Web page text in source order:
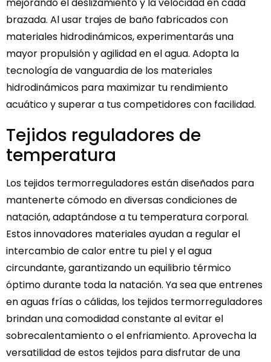
mejorando el deslizamiento y la velocidad en cada
brazada. Al usar trajes de baño fabricados con
materiales hidrodinámicos, experimentarás una
mayor propulsión y agilidad en el agua. Adopta la
tecnología de vanguardia de los materiales
hidrodinámicos para maximizar tu rendimiento
acuático y superar a tus competidores con facilidad.
Tejidos reguladores de
temperatura
Los tejidos termorreguladores están diseñados para
mantenerte cómodo en diversas condiciones de
natación, adaptándose a tu temperatura corporal.
Estos innovadores materiales ayudan a regular el
intercambio de calor entre tu piel y el agua
circundante, garantizando un equilibrio térmico
óptimo durante toda la natación. Ya sea que entrenes
en aguas frías o cálidas, los tejidos termorreguladores
brindan una comodidad constante al evitar el
sobrecalentamiento o el enfriamiento. Aprovecha la
versatilidad de estos tejidos para disfrutar de una